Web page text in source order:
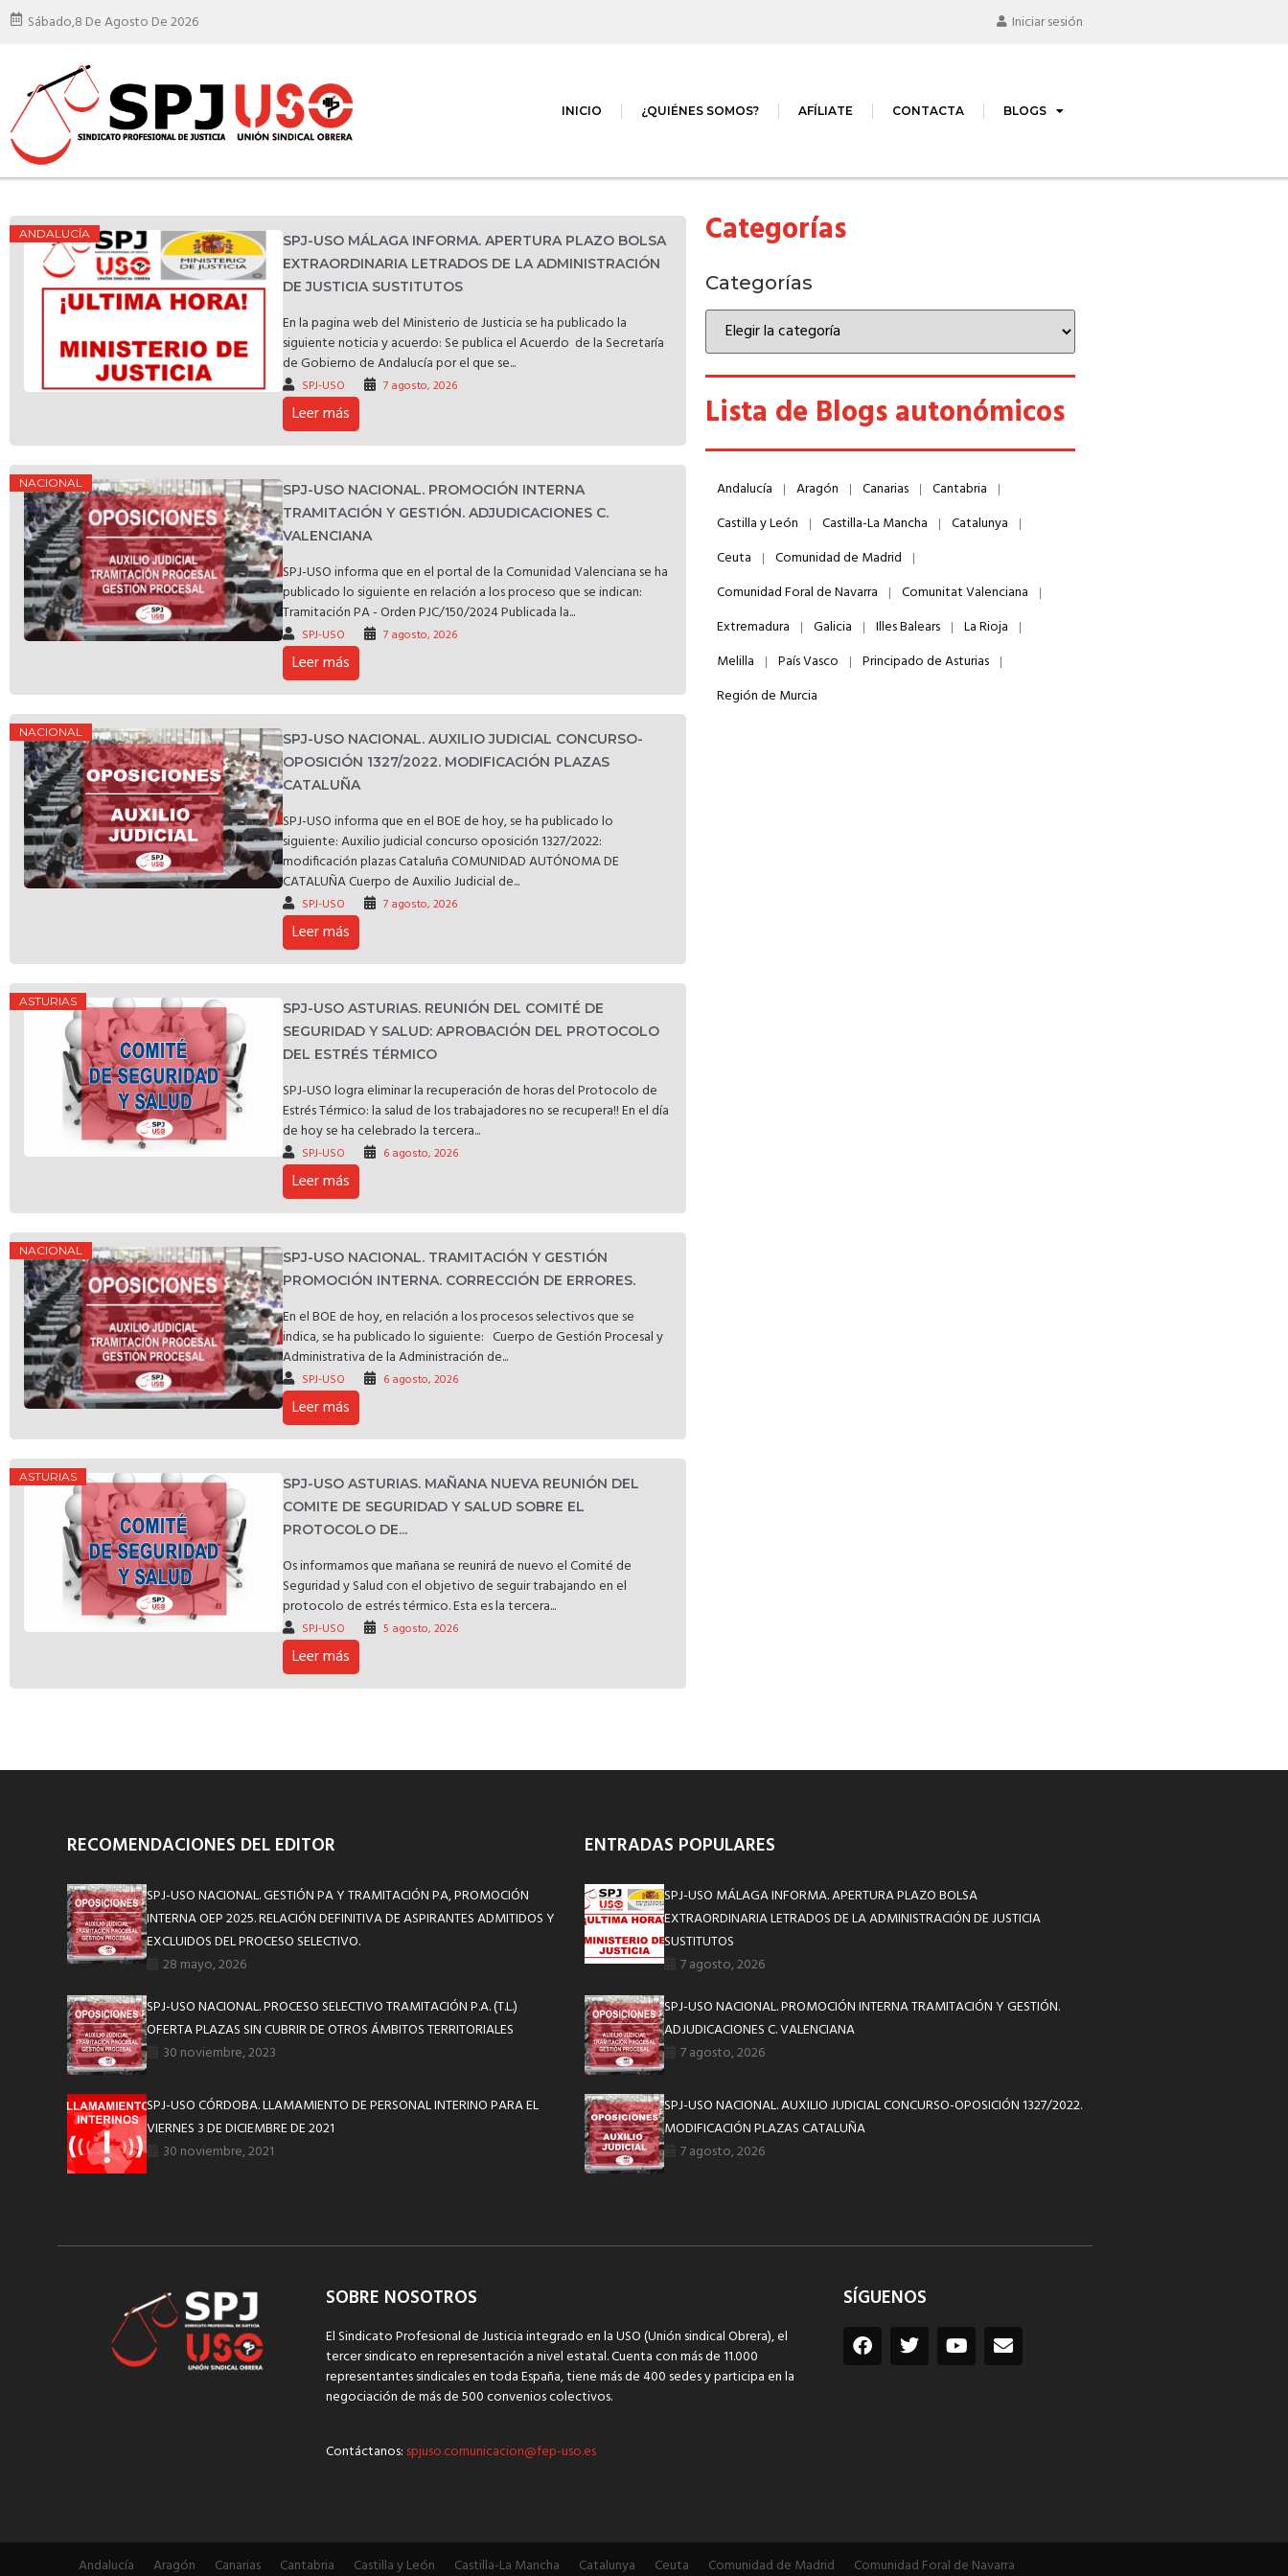
Sábado,8 De Agosto De 2026 Iniciar sesión
INICIO ¿QUIÉNES SOMOS? AFÍLIATE CONTACTA BLOGS
ANDALUCÍA
SPJ-USO MÁLAGA INFORMA. APERTURA PLAZO BOLSA
EXTRAORDINARIA LETRADOS DE LA ADMINISTRACIÓN
DE JUSTICIA SUSTITUTOS
En la pagina web del Ministerio de Justicia se ha publicado la
siguiente noticia y acuerdo: Se publica el Acuerdo de la Secretaría
de Gobierno de Andalucía por el que se...
SPJ-USO 7 agosto, 2026
Leer más
NACIONAL
SPJ-USO NACIONAL. PROMOCIÓN INTERNA
TRAMITACIÓN Y GESTIÓN. ADJUDICACIONES C.
VALENCIANA
SPJ-USO informa que en el portal de la Comunidad Valenciana se ha
publicado lo siguiente en relación a los proceso que se indican:
Tramitación PA - Orden PJC/150/2024 Publicada la...
SPJ-USO 7 agosto, 2026
Leer más
NACIONAL
SPJ-USO NACIONAL. AUXILIO JUDICIAL CONCURSO-
OPOSICIÓN 1327/2022. MODIFICACIÓN PLAZAS
CATALUÑA
SPJ-USO informa que en el BOE de hoy, se ha publicado lo
siguiente: Auxilio judicial concurso oposición 1327/2022:
modificación plazas Cataluña COMUNIDAD AUTÓNOMA DE
CATALUÑA Cuerpo de Auxilio Judicial de...
SPJ-USO 7 agosto, 2026
Leer más
ASTURIAS
SPJ-USO ASTURIAS. REUNIÓN DEL COMITÉ DE
SEGURIDAD Y SALUD: APROBACIÓN DEL PROTOCOLO
DEL ESTRÉS TÉRMICO
SPJ-USO logra eliminar la recuperación de horas del Protocolo de
Estrés Térmico: la salud de los trabajadores no se recupera!! En el día
de hoy se ha celebrado la tercera...
SPJ-USO 6 agosto, 2026
Leer más
NACIONAL
SPJ-USO NACIONAL. TRAMITACIÓN Y GESTIÓN
PROMOCIÓN INTERNA. CORRECCIÓN DE ERRORES.
En el BOE de hoy, en relación a los procesos selectivos que se
indica, se ha publicado lo siguiente: Cuerpo de Gestión Procesal y
Administrativa de la Administración de...
SPJ-USO 6 agosto, 2026
Leer más
ASTURIAS
SPJ-USO ASTURIAS. MAÑANA NUEVA REUNIÓN DEL
COMITE DE SEGURIDAD Y SALUD SOBRE EL
PROTOCOLO DE...
Os informamos que mañana se reunirá de nuevo el Comité de
Seguridad y Salud con el objetivo de seguir trabajando en el
protocolo de estrés térmico. Esta es la tercera...
SPJ-USO 5 agosto, 2026
Leer más
Categorías
Categorías
Lista de Blogs autonómicos
Andalucía Aragón Canarias
Cantabria
Castilla y León
Castilla-La Mancha
Catalunya
Ceuta
Comunidad de Madrid
Comunidad Foral de Navarra
Comunitat Valenciana
Extremadura
Galicia Illes Balears
La Rioja
Melilla
País Vasco
Principado de Asturias
Región de Murcia
RECOMENDACIONES DEL EDITOR
SPJ-USO NACIONAL. GESTIÓN PA Y TRAMITACIÓN PA, PROMOCIÓN
INTERNA OEP 2025. RELACIÓN DEFINITIVA DE ASPIRANTES ADMITIDOS Y
EXCLUIDOS DEL PROCESO SELECTIVO.
28 mayo, 2026
SPJ-USO NACIONAL. PROCESO SELECTIVO TRAMITACIÓN P.A. (T.L.)
OFERTA PLAZAS SIN CUBRIR DE OTROS ÁMBITOS TERRITORIALES
30 noviembre, 2023
SPJ-USO CÓRDOBA. LLAMAMIENTO DE PERSONAL INTERINO PARA EL
VIERNES 3 DE DICIEMBRE DE 2021
30 noviembre, 2021
ENTRADAS POPULARES
SPJ-USO MÁLAGA INFORMA. APERTURA PLAZO BOLSA
EXTRAORDINARIA LETRADOS DE LA ADMINISTRACIÓN DE JUSTICIA
SUSTITUTOS
7 agosto, 2026
SPJ-USO NACIONAL. PROMOCIÓN INTERNA TRAMITACIÓN Y GESTIÓN.
ADJUDICACIONES C. VALENCIANA
7 agosto, 2026
SPJ-USO NACIONAL. AUXILIO JUDICIAL CONCURSO-OPOSICIÓN 1327/2022.
MODIFICACIÓN PLAZAS CATALUÑA
7 agosto, 2026
SOBRE NOSOTROS
El Sindicato Profesional de Justicia integrado en la USO (Unión sindical Obrera), el
tercer sindicato en representación a nivel estatal. Cuenta con más de 11.000
representantes sindicales en toda España, tiene más de 400 sedes y participa en la
negociación de más de 500 convenios colectivos.
Contáctanos: spjuso.comunicacion@fep-uso.es
SÍGUENOS
Andalucía Aragón Canarias Cantabria Castilla y León Castilla-La Mancha Catalunya Ceuta Comunidad de Madrid Comunidad Foral de Navarra